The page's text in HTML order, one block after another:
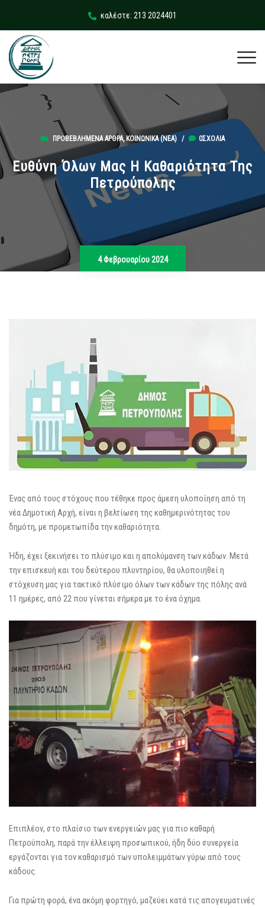
καλέστε: 213 2024401
ΠΡΟΒΕΒΛΗΜΈΝΑ ΆΡΘΡΑ, ΚΟΙΝΩΝΙΚΆ (ΝΕΑ)/ 0ΣΧΌΛΙΑ
Ευθύνη Όλων Μας Η Καθαριότητα Της
Πετρούπολης
4 Φεβρουαρίου 2024
Ένας από τους στόχους που τέθηκε προς άμεση υλοποίηση από τη
νέα Δημοτική Αρχή, είναι η βελτίωση της καθημερινότητας του
δημότη, με προμετωπίδα την καθαριότητα.
Ήδη, έχει ξεκινήσει το πλύσιμο και η απολύμανση των κάδων. Μετά
την επισκευή και του δεύτερου πλυντηρίου, θα υλοποιηθεί η
στόχευση μας για τακτικό πλύσιμο όλων των κάδων της πόλης ανά
11 ημέρες, από 22 που γίνεται σήμερα με το ένα όχημα.
Επιπλέον, στο πλαίσιο των ενεργειών μας για πιο καθαρή
Πετρούπολη, παρά την έλλειψη προσωπικού, ήδη δύο συνεργεία
εργάζονται για τον καθαρισμό των υπολειμμάτων γύρω από τους
κάδους.
Για πρώτη φορά, ένα ακόμη φορτηγό, μαζεύει κατά τις απογευματινές